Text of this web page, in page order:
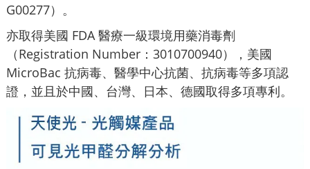
G00277）。
亦取得美國 FDA 醫療一級環境用藥消毒劑
（Registration Number：3010700940），美國
MicroBac 抗病毒、醫學中心抗菌、抗病毒等多項認
證，並且於中國、台灣、日本、德國取得多項專利。